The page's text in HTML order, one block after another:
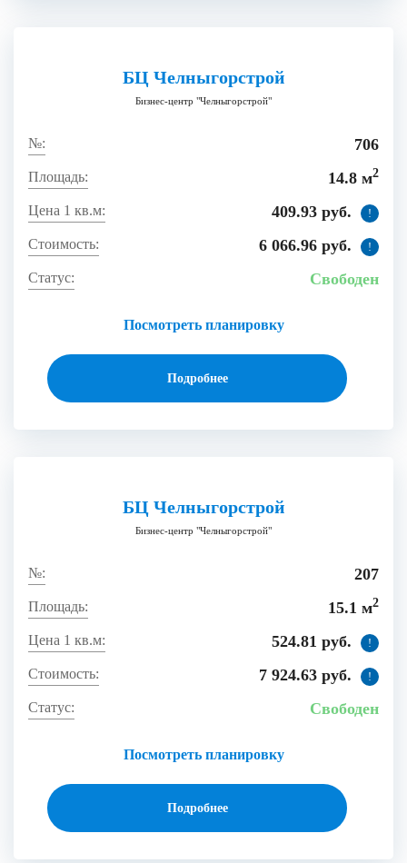
БЦ Челныгорстрой
Бизнес-центр "Челныгорстрой"
706
14.8 м2
409.93 руб. !
6 066.96 руб. !
Посмотреть планировку
Свободен
Подробнее
БЦ Челныгорстрой
Бизнес-центр "Челныгорстрой"
207
15.1 м2
524.81 руб. !
7 924.63 руб. !
Посмотреть планировку
Свободен
Подробнее